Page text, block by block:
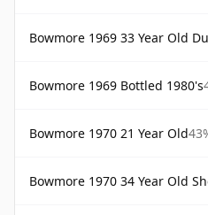
Bowmore 1969 33 Year Old
Bowmore 1969 Bottled 1980's
Bowmore 1970 21 Year Old
Bowmore 1970 34 Year Old